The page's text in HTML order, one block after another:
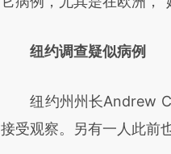
纽约调查疑似病例
纽约州州长Andrew
接受观察。另有一人此前